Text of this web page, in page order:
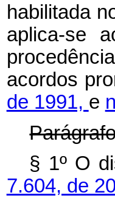
habilitada
aplica-se
acordos
de 1991, e
§ 1º O
7.604, de